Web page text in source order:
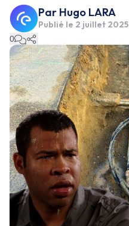
Par Hugo LARA
Publié le 2 juillet 2025
0